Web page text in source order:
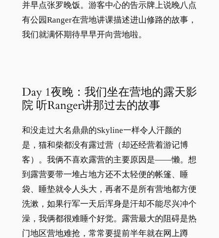
并早点张罗晚饭。游客中心的告示牌上说晚八点
有公园Ranger在营地讲课描述进山修路的故事，
我们就满怀期待早早开向营地啦。
Day 1夜晚：我们坐在营地的露天影
院 听Ranger讲那过去的故事
和没走过大名鼎鼎的Skyline一样令人汗颜的
是，猫和柴都没有露过营（却还经营着游记博
客）。我俩不喜欢露营的主要原因是——懒。想
到露营要带一堆占地方还不太轻便的帐篷、睡
袋、睡垫就令人头大，再者不是所有营地都方便
洗漱，如果行军一天后浑身是汗却不能尽兴冲个
澡，我俩都很难睡个好觉。露营最大的阻碍是热
门地区营地难抢，常常要提前半年就在网上蹲